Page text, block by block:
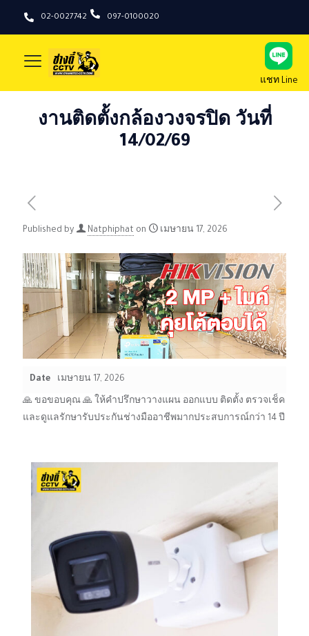
02-0027742 097-0100020
แชท Line
งานติดตั้งกล้องวงจรปิด วันที่
14/02/69
Published by Natphiphat on เมษายน 17, 2026
Date เมษายน 17, 2026
🙏 ขอขอบคุณ 🙏 ให้คำปรึกษาวางแผน ออกแบบ ติดตั้ง ตรวจเช็ค
และดูแลรักษารับประกันช่างมืออาชีพมากประสบการณ์กว่า 14 ปี